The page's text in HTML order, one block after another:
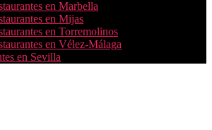
en Marbella
en Mijas
en Torremolinos
en Vélez-Málaga
en Sevilla